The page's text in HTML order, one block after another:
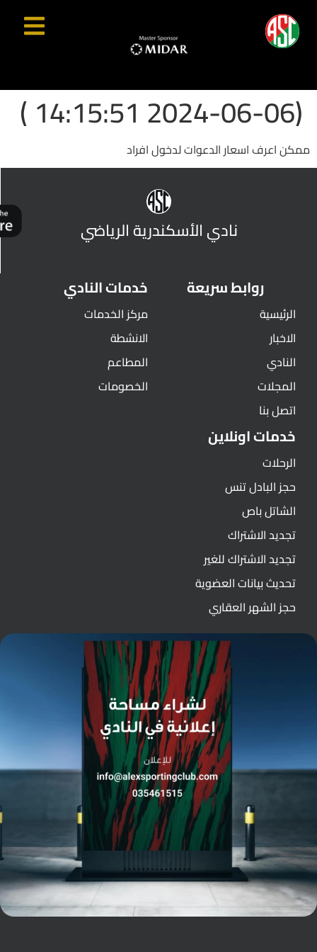
(2024-06-06 14:15:51 )
ممكن اعرف اسعار الدعوات لدخول افراد
نادي الأسكندرية الرياضي
روابط سريعة
الرئيسية
الاخبار
النادي
المجلات
اتصل بنا
خدمات النادي
مركز الخدمات
الانشطة
المطاعم
الخصومات
خدمات اونلاين
الرحلات
حجز البادل تنس
الشاتل باص
تجديد الاشتراك
تجديد الاشتراك للغير
تحديث بيانات العضوية
حجز الشهر العقاري